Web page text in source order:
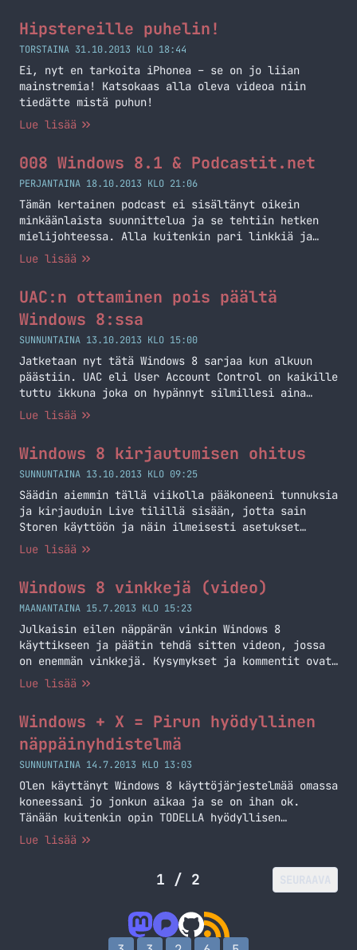
Hipstereille puhelin!
TORSTAINA 31.10.2013 KLO 18:44
Ei, nyt en tarkoita iPhonea – se on jo liian
mainstremia! Katsokaas alla oleva videoa niin
tiedätte mistä puhun!
Lue lisää
008 Windows 8.1 & Podcastit.net
PERJANTAINA 18.10.2013 KLO 21:06
Tämän kertainen podcast ei sisältänyt oikein
minkäänlaista suunnittelua ja se tehtiin hetken
mielijohteessa. Alla kuitenkin pari linkkiä ja
aiheet. Windows 8.1 Uusia ominaisuuksia mm.
http://windows.microsoft.com/fi-fi/windows-8/meet
Podcastit.net Suomalainen podcast-hakemisto
ja featureja Linkki: http://podcastit.net Lopetus
Podcast löytyy iTunesista, hakusanalla
markokaartinen ja linkit löytyy valikon Podcast…
Jatka lukemista 008 Windows 8.1 & Podcastit.net
Lue lisää
UAC:n ottaminen pois päältä
Windows 8:ssa
SUNNUNTAINA 13.10.2013 KLO 15:00
Jatketaan nyt tätä Windows 8 sarjaa kun alkuun
päästiin. UAC eli User Account Control on kaikille
tuttu ikkuna joka on hypännyt silmillesi aina
Windows Vistasta lähtien. Tämä ikkuna tulee aina
nyt jotain mikä voi mahdollisesti muuttaa koneen
asetuksia yms. Mikäli tiedät mitä… Jatka lukemista
UAC:n ottaminen pois päältä Windows 8:ssa
Lue lisää
Windows 8 kirjautumisen ohitus
SUNNUNTAINA 13.10.2013 KLO 09:25
Säädin aiemmin tällä viikolla pääkoneeni tunnuksia
ja kirjauduin Live tilillä sisään, jotta sain
Storen käyttöön ja näin ilmeisesti asetukset
synkkautuisivat tuonne Live tilille. No tästä
paikallisella tilillä näin ei ollut. Tänään päätin
sitten säätää ja tutkia miten pääsisin eroon tästä
kirjautumisesta. Alla onkin… Jatka lukemista
Windows 8 kirjautumisen ohitus
Lue lisää
Windows 8 vinkkejä (video)
MAANANTAINA 15.7.2013 KLO 15:23
Julkaisin eilen näppärän vinkin Windows 8
käyttikseen ja päätin tehdä sitten videon, jossa
on enemmän vinkkejä. Kysymykset ja kommentit ovat
aina tervetulleita ja mikäli haluatte nähdä lisää
tänne – tilaa siis kanavani. Editori hiljensi
ääntä jostain syystä, pitänee ensi kerralla säätää
hieman… Jatka lukemista Windows 8 vinkkejä (video)
Lue lisää
Windows + X = Pirun hyödyllinen
näppäinyhdistelmä
SUNNUNTAINA 14.7.2013 KLO 13:03
Olen käyttänyt Windows 8 käyttöjärjestelmää omassa
koneessani jo jonkun aikaa ja se on ihan ok.
Tänään kuitenkin opin TODELLA hyödyllisen
näppäinyhdistelmän. Windows näppäin + X -näppäin
hyvän valikon (kts. kuva oikealta). Tästä pääsen
käytännössä kaikkiin tarvitsemiini asioihin
helposti ja näin minun ei tarvitse kiertää
valikoiden kautta. Jaan tämän vinkin täällä… Jatka
lukemista Windows + X = Pirun hyödyllinen
näppäinyhdistelmä
Lue lisää
1 / 2